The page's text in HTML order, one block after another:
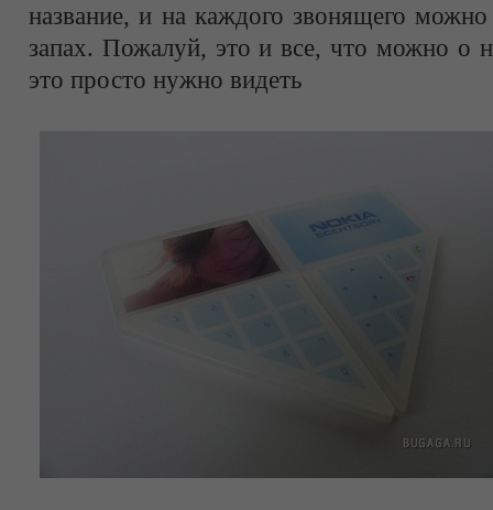
название, и на каждого звонящего можно
запах. Пожалуй, это и все, что можно о
это просто нужно видеть